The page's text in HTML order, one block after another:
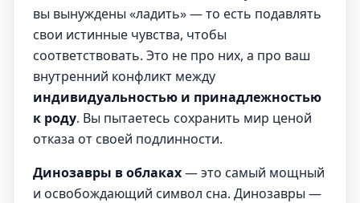
вы вынуждены «ладить» — то есть подавлять
свои истинные чувства, чтобы
соответствовать. Это не про них, а про ваш
внутренний конфликт между
индивидуальностью и принадлежностью
к роду. Вы пытаетесь сохранить мир ценой
отказа от своей подлинности.
Динозавры в облаках— это самый мощный
и освобождающий символ сна. Динозавры —